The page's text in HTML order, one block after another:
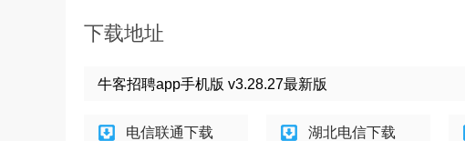
下载地址
牛客招聘app手机版 v3.28.27最新版
电信联通下载 湖北电信下载